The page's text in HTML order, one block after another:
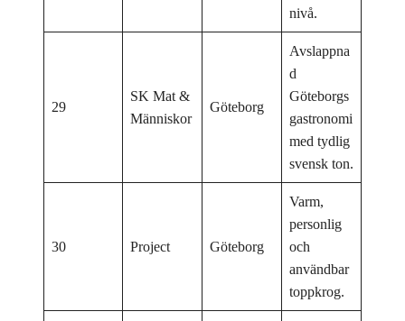
nivå.
29
SK Mat &
Människor
Göteborg
Avslappna
d
Göteborgs
gastronomi
med tydlig
svensk ton.
30 Project Göteborg
Varm,
personlig
och
användbar
toppkrog.